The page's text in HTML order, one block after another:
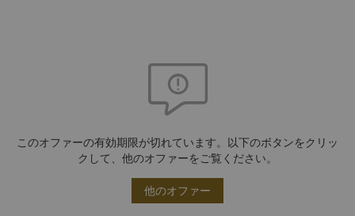
このオファーの有効期限が切れています。以下のボタンをクリッ
クして、他のオファーをご覧ください。
他のオファー